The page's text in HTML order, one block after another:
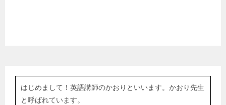
はじめまして！英語講師のかおりといいます。かおり先生
と呼ばれています。